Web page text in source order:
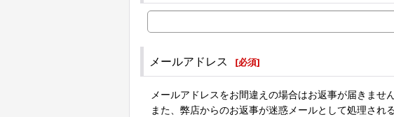
メールアドレス [必須]
メールアドレスをお間違えの場合はお返事が届きませ
また、弊店からのお返事が迷惑メールとして処理され